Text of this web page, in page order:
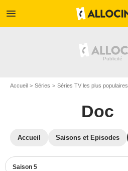
menu
Accueil Séries Séries TV les plus populaires
Doc
Accueil Saisons et Episodes
Saison 5